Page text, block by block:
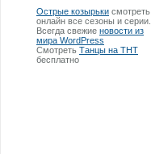
Острые козырьки смотреть
онлайн все сезоны и серии.
Всегда свежие новости из
мира WordPress
Смотреть Танцы на ТНТ
бесплатно